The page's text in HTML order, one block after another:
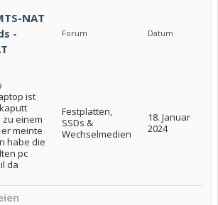
NAT
-
Forum Datum
ist
zu einem
meinte
habe die
pc
da
Festplatten,
SSDs &
Wechselmedien
18. Januar
2024